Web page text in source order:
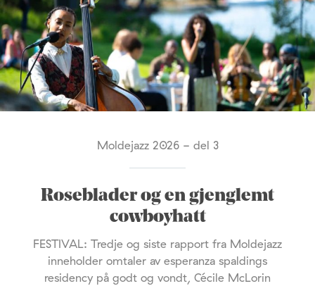
Moldejazz 2026 - del 3
Roseblader og en gjenglemt
cowboyhatt
FESTIVAL: Tredje og siste rapport fra Moldejazz
inneholder omtaler av esperanza spaldings
residency på godt og vondt, Cécile McLorin